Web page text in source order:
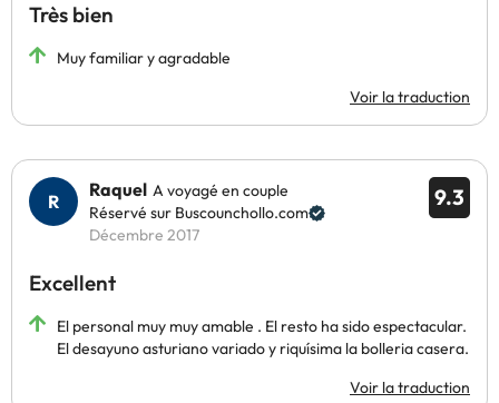
Très bien
Muy familiar y agradable
Voir la traduction
9.3
Raquel A voyagé en couple
Réservé sur Buscounchollo.com
Décembre 2017
Excellent
El personal muy muy amable . El resto ha sido espectacular.
El desayuno asturiano variado y riquísima la bolleria casera.
Voir la traduction